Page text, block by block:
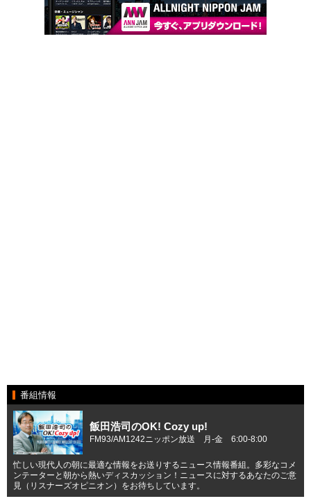
番組情報
飯田浩司のOK! Cozy up!
FM93/AM1242ニッポン放送 月-金 6:00-8:00
忙しい現代人の朝に最適な情報をお送りするニュース情報番組。多彩なコメ
ンテーターと朝から熱いディスカッション！ニュースに対するあなたのご意
見（リスナーズオピニオン）をお待ちしています。